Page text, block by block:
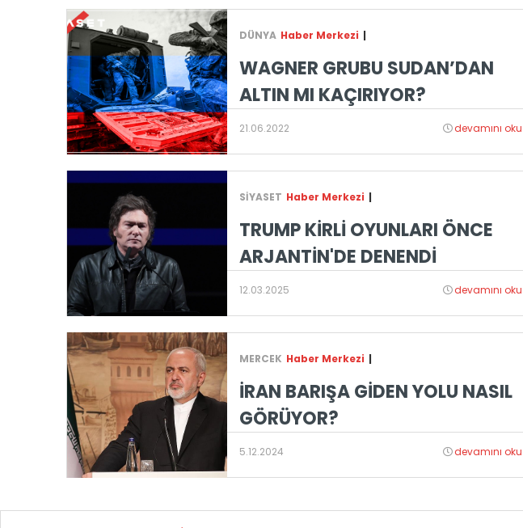
DÜNYA Haber Merkezi |
WAGNER GRUBU SUDAN’DAN
ALTIN MI KAÇIRIYOR?
21.06.2022 devamını oku
SİYASET Haber Merkezi |
TRUMP KİRLİ OYUNLARI ÖNCE
ARJANTİN'DE DENENDİ
12.03.2025 devamını oku
MERCEK Haber Merkezi |
İRAN BARIŞA GİDEN YOLU NASIL
GÖRÜYOR?
5.12.2024 devamını oku